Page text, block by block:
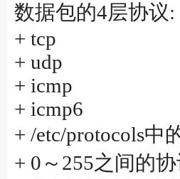
数据包的4层协议:
+ tcp
+ udp
+ icmp
+ icmp6
+ /etc/protocols中
+ 0～255之间的